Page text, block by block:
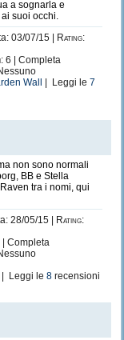
a sognarla e
suoi occhi.
03/07/15 |
Rating:
6 | Completa
Wall | Leggi le 7
non sono normali
BB e Stella
tra i nomi, qui
28/05/15 |
Rating:
| Completa
| Leggi le 8 recensioni